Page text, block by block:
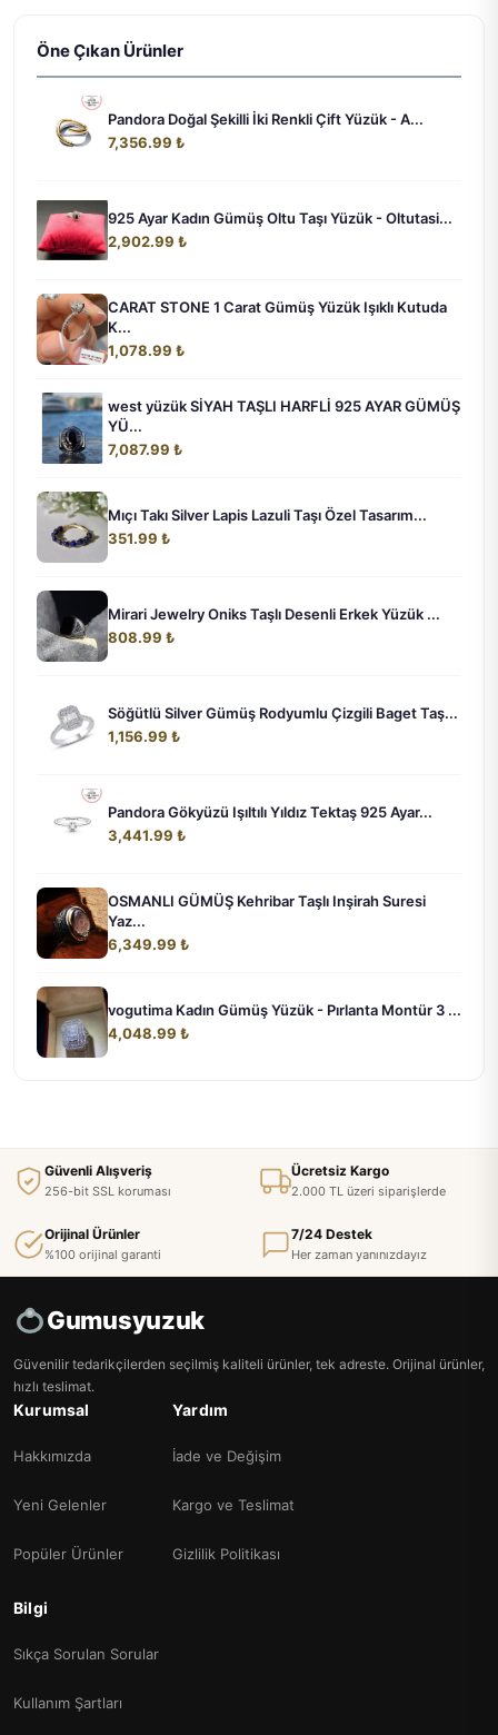
Öne Çıkan Ürünler
Pandora Doğal Şekilli İki Renkli Çift Yüzük - A...
7,356.99 ₺
925 Ayar Kadın Gümüş Oltu Taşı Yüzük - Oltutasi...
2,902.99 ₺
CARAT STONE 1 Carat Gümüş Yüzük Işıklı Kutuda
K...
1,078.99 ₺
west yüzük SİYAH TAŞLI HARFLİ 925 AYAR GÜMÜŞ
YÜ...
7,087.99 ₺
Mıçı Takı Silver Lapis Lazuli Taşı Özel Tasarım...
351.99 ₺
Mirari Jewelry Oniks Taşlı Desenli Erkek Yüzük ...
808.99 ₺
Söğütlü Silver Gümüş Rodyumlu Çizgili Baget Taş...
1,156.99 ₺
Pandora Gökyüzü Işıltılı Yıldız Tektaş 925 Ayar...
3,441.99 ₺
OSMANLI GÜMÜŞ Kehribar Taşlı Inşirah Suresi
Yaz...
6,349.99 ₺
vogutima Kadın Gümüş Yüzük - Pırlanta Montür 3 ...
4,048.99 ₺
Güvenli Alışveriş
256-bit SSL koruması
Ücretsiz Kargo
2.000 TL üzeri siparişlerde
Orijinal Ürünler
%100 orijinal garanti
7/24 Destek
Her zaman yanınızdayız
Gumusyuzuk
Güvenilir tedarikçilerden seçilmiş kaliteli ürünler, tek adreste. Orijinal ürünler,
hızlı teslimat.
Kurumsal
Hakkımızda
Yeni Gelenler
Popüler Ürünler
Yardım
İade ve Değişim
Kargo ve Teslimat
Gizlilik Politikası
Bilgi
Sıkça Sorulan Sorular
Kullanım Şartları